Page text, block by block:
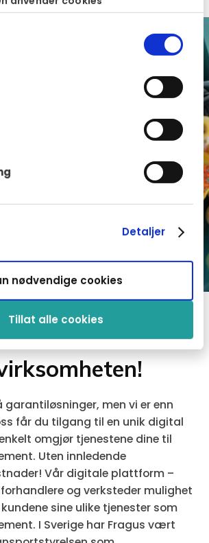
Detaljer
Tillat alle cookies
nødvendige cookies
tilbud som
garantiløsninger, men vi er enn
får du tilgang til en unik digital
omgjør tjenestene dine til
Uten innledende
Vår digitale plattform –
og verksteder mulighet
sine ulike tjenester som
I Sverige har Fragus vært